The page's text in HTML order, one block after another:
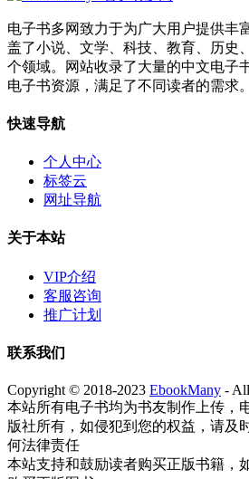
电子书多网致力于为广大用户提供丰
盖了小说、文学、科技、教育、历史
个领域。网站收录了大量的中文电子
电子书资源，满足了不同读者的需求。
快速导航
个人中心
标签云
网址导航
关于本站
VIP介绍
客服咨询
推广计划
联系我们
Copyright © 2018-2023 EbookMany -
本站所有电子书均为书友制作上传，
版社所有，如侵犯到您的权益，请及
何法律责任
本站支持和鼓励读者购买正版书籍，